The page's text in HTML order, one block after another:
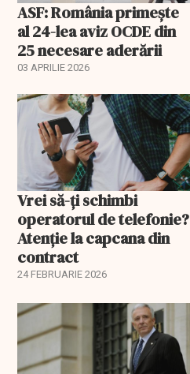
ASF: România primește
al 24-lea aviz OCDE din
25 necesare aderării
03 APRILIE 2026
Vrei să-ți schimbi
operatorul de telefonie?
Atenție la capcana din
contract
24 FEBRUARIE 2026